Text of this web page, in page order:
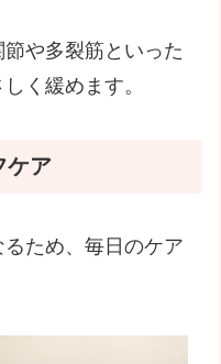
や多裂筋といった
く緩めます。
ケア
ため、毎日のケア